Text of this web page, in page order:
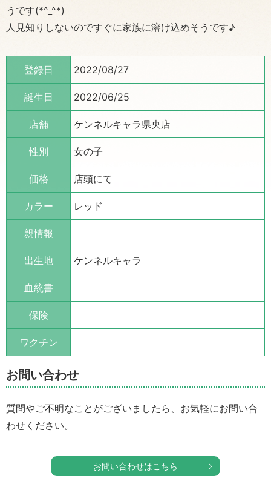
うです(*^_^*)
人見知りしないのですぐに家族に溶け込めそうです♪
登録日 2022/08/27
誕生日 2022/06/25
店舗 ケンネルキャラ県央店
性別 女の子
価格 店頭にて
カラー レッド
親情報
出生地 ケンネルキャラ
血統書
保険
ワクチン
お問い合わせ
質問やご不明なことがございましたら、お気軽にお問い合
わせください。
お問い合わせはこちら